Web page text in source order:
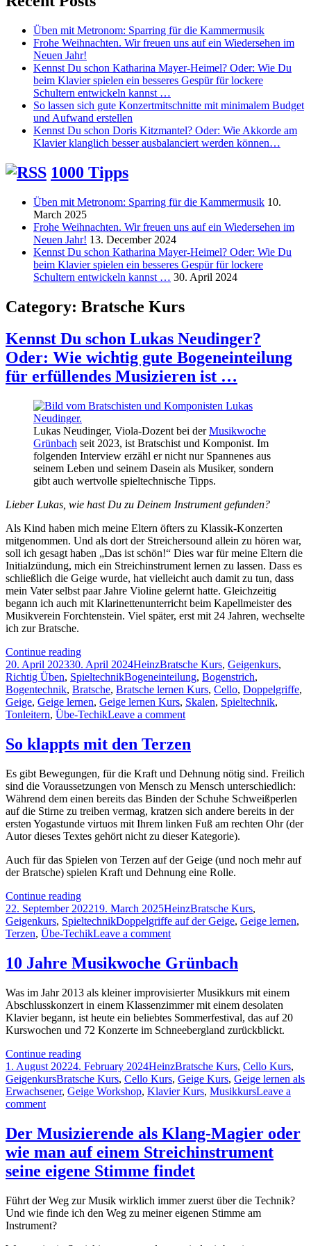
Üben mit Metronom: Sparring für die Kammermusik
Frohe Weihnachten. Wir freuen uns auf ein Wiedersehen im
Neuen Jahr!
Kennst Du schon Katharina Mayer-Heimel? Oder: Wie Du
beim Klavier spielen ein besseres Gespür für lockere
Schultern entwickeln kannst …
So lassen sich gute Konzertmitschnitte mit minimalem Budget
und Aufwand erstellen
Kennst Du schon Doris Kitzmantel? Oder: Wie Akkorde am
Klavier klanglich besser ausbalanciert werden können…
1000 Tipps
Üben mit Metronom: Sparring für die Kammermusik 10.
March 2025
Frohe Weihnachten. Wir freuen uns auf ein Wiedersehen im
Neuen Jahr! 13. December 2024
Kennst Du schon Katharina Mayer-Heimel? Oder: Wie Du
beim Klavier spielen ein besseres Gespür für lockere
Schultern entwickeln kannst … 30. April 2024
Category: Bratsche Kurs
Kennst Du schon Lukas Neudinger?
Oder: Wie wichtig gute Bogeneinteilung
für erfüllendes Musizieren ist …
Lukas Neudinger, Viola-Dozent bei derMusikwoche
Grünbach seit 2023, ist Bratschist und Komponist. Im
folgenden Interview erzähl er nicht nur Spannenes aus
seinem Leben und seinem Dasein als Musiker, sondern
gibt auch wertvolle spieltechnische Tipps.
Lieber Lukas, wie hast Du zu Deinem Instrument gefunden?
Als Kind haben mich meine Eltern öfters zu Klassik-Konzerten
mitgenommen. Und als dort der Streichersound allein zu hören war,
soll ich gesagt haben „Das ist schön!“ Dies war für meine Eltern die
Initialzündung, mich ein Streichinstrument lernen zu lassen. Dass es
schließlich die Geige wurde, hat vielleicht auch damit zu tun, dass
mein Vater selbst paar Jahre Violine gelernt hatte. Gleichzeitig
begann ich auch mit Klarinettenunterricht beim Kapellmeister des
Musikverein Forchtenstein. Viel später, erst mit 24 Jahren, wechselte
ich zur Bratsche.
Continue readingKennst
Du
schon
Lukas
Neudinger?
Oder:
wichtig
gute
für
erfüllendes
Musizieren
ist
…
Posted
on
20. April 202330. April 2024Author
HeinzCategories
Bratsche Kurs, Geigenkurs,
Richtig Üben, SpieltechnikTags
Bogeneinteilung, Bogenstrich,
Bogentechnik, Bratsche, Bratsche lernen Kurs, Cello, Doppelgriffe,
Geige, Geige lernen, Geige lernen Kurs, Skalen, Spieltechnik,
Tonleitern, Übe-TechikLeave a commenton
schon
Neudinger?
Oder:
Wie
wichtig
gute
Bogeneinteilung
erfüllendes
Musizieren
So klappts mit den Terzen
Es gibt Bewegungen, für die Kraft und Dehnung nötig sind. Freilich
sind die Voraussetzungen von Mensch zu Mensch unterschiedlich:
Während dem einen bereits das Binden der Schuhe Schweißperlen
auf die Stirne zu treiben vermag, kratzen sich andere bereits in der
ersten Yogastunde virtuos mit Ihrem linken Fuß am rechten Ohr (der
Autor dieses Textes gehört nicht zu dieser Kategorie).
Auch für das Spielen von Terzen auf der Geige (und noch mehr auf
der Bratsche) spielen Kraft und Dehnung eine Rolle.
Continue readingSo
klappts
mit
den
Posted
on
22. September 202219. March 2025Author
HeinzCategories
Bratsche Kurs,
Geigenkurs, SpieltechnikTags
Doppelgriffe auf der Geige, Geige lernen,
Terzen, Übe-TechikLeave a commenton
klappts
mit
Terzen
10 Jahre Musikwoche Grünbach
Was im Jahr 2013 als kleiner improvisierter Musikkurs mit einem
Abschlusskonzert in einem Klassenzimmer mit einem desolaten
Klavier begann, ist heute ein beliebtes Sommerfestival, das auf 20
Kurswochen und 72 Konzerte im Schneebergland zurückblickt.
Continue reading10
Jahre
Musikwoche
Grünbach
Posted
on
1. August 20224. February 2024Author
HeinzCategories
Bratsche Kurs, Cello Kurs,
GeigenkursTags
Bratsche Kurs, Cello Kurs, Geige Kurs, Geige lernen als
Erwachsener, Geige Workshop, Klavier Kurs, MusikkursLeave a
commenton
Jahre
Musikwoche
Grünbach
Der Musizierende als Klang-Magier oder
wie man auf einem Streichinstrument
seine eigene Stimme findet
Führt der Weg zur Musik wirklich immer zuerst über die Technik?
Und wie finde ich den Weg zu meiner eigenen Stimme am
Instrument?